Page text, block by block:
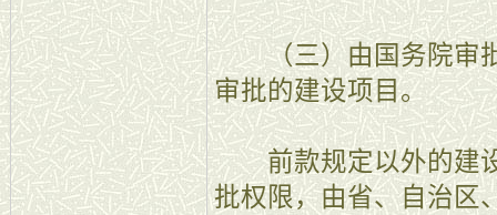
（三）由国务院审批
审批的建设项目。
前款规定以外的建设
批权限，由省、自治区